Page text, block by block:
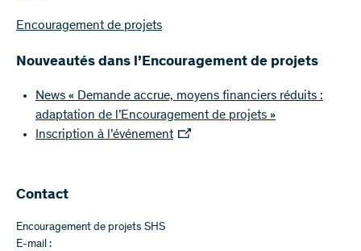
Encouragement de projets
Nouveautés dans l’Encouragement de projets
News « Demande accrue, moyens financiers réduits :
adaptation de l’Encouragement de projets »
Inscription à l’événement
Contact
Encouragement de projets SHS
E-mail :